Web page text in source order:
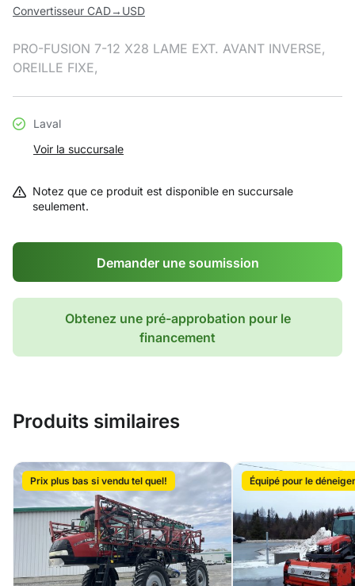
Convertisseur CAD→USD
PRO-FUSION 7-12 X28 LAME EXT. AVANT INVERSE,
OREILLE FIXE,
Laval
Voir la succursale
Notez que ce produit est disponible en succursale
seulement.
Demander une soumission
Obtenez une pré-approbation pour le
financement
Produits similaires
Prix plus bas si vendu tel quel! Équipé pour le